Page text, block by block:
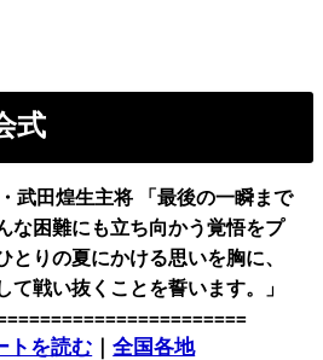
式
武田煌生主将 「最後の一瞬まで
な困難にも立ち向かう覚悟をプ
とりの夏にかける思いを胸に、
て戦い抜くことを誓います。」
トを読む ｜全国各地